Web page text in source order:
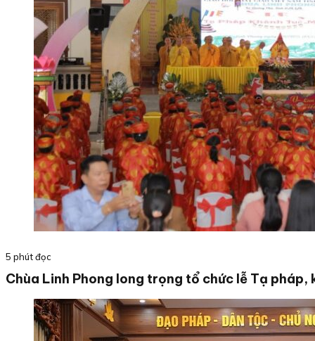
5 phút đọc
Chùa Linh Phong long trọng tổ chức lễ Tạ